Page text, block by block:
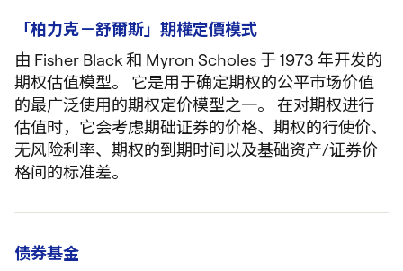
「柏力克－舒爾斯」期權定價模式
由 Fisher Black 和 Myron Scholes 于 1973 年开发的
期权估值模型。 它是用于确定期权的公平市场价值
的最广泛使用的期权定价模型之一。 在对期权进行
估值时，它会考虑期础证券的价格、期权的行使价、
无风险利率、期权的到期时间以及基础资产/证券价
格间的标准差。
债券基金